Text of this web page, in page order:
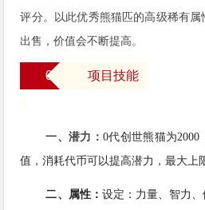
评分。以此优秀熊猫匹的高级稀有
出售，价值会不断提高。
项目技能
0
一、潜力：0代创世熊猫为
值，消耗代币可以提高潜力，最大上
二、属性： 设定：力量、智力